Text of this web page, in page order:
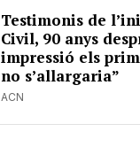
Testimonis de
Civil, 90 anys
impressió els
no s’allargaria”
ACN